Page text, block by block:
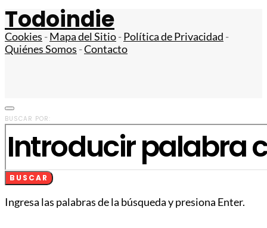
Todoindie
Cookies -Mapa del Sitio-Política de Privacidad -
Quiénes Somos -Contacto
BUSCAR POR:
BUSCAR
Ingresa las palabras de la búsqueda y presiona Enter.